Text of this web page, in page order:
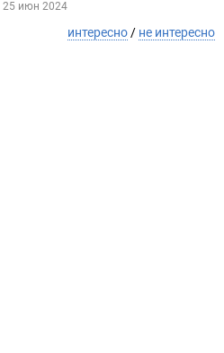
25 июн 2024
интересно / не интересно